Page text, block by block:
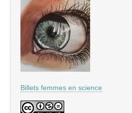
Billets femmes en science